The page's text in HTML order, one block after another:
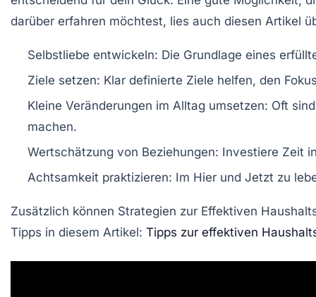
darüber erfahren möchtest, lies auch diesen Artikel
Selbstliebe entwickeln: Die Grundlage eines
Ziele setzen: Klar definierte Ziele helfen, den
Kleine Veränderungen im Alltag umsetzen: Oft
machen.
Wertschätzung von Beziehungen: Investiere Zeit
Achtsamkeit praktizieren: Im Hier und Jetzt zu
Zusätzlich können Strategien zur Effektiven
Tipps in diesem Artikel: Tipps zur effektiven